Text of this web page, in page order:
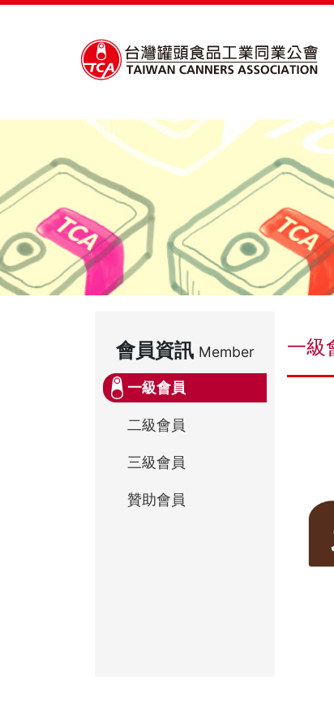
會員資訊 Member
一級會員
二級會員
三級會員
贊助會員
一級